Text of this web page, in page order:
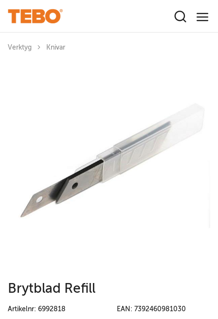
Verktyg Knivar
Brytblad Refill
Artikelnr: 6992818 EAN: 7392460981030